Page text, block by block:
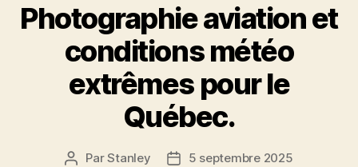
Photographie aviation et
conditions météo
extrêmes pour le
Québec.
Auteur
ParStanley
Date5 septembre 2025